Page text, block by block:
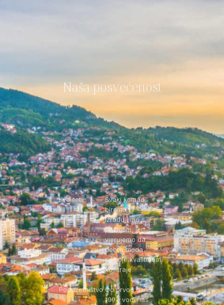
Naša posvećenost
Kvalitet
Svaki komad
biramo i
izrađujemo s
pažnjom, jer
vjerujemo da
dobra moda
počinje kvalitetom
koji traje.
Poduzetništvo Od prvog dana
1997. vodi nas